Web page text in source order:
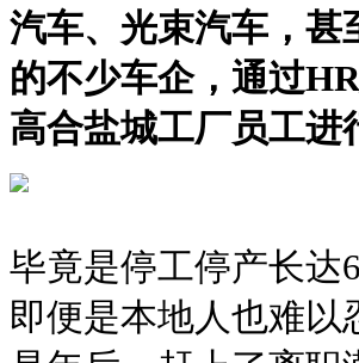
汽车、光束汽车，甚
的不少车企，通过
高合盐城工厂员工进
毕竟是停工停产长达
即便是本地人也难以